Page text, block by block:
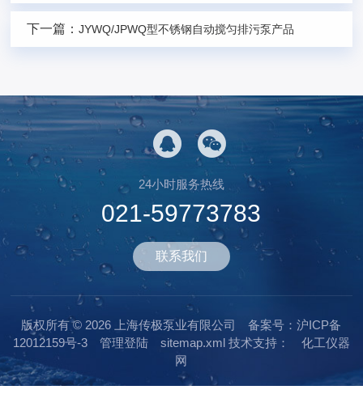
下一篇：JYWQ/JPWQ型不锈钢自动搅匀排污泵产品
24小时服务热线
021-59773783
联系我们
版权所有 © 2026 上海传极泵业有限公司备案号：沪ICP备
12012159号-3
管理登陆 sitemap.xml 技术支持：
化工仪器
网